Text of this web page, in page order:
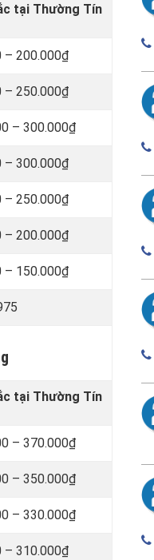
tại Thường Tín
– 200.000₫
– 250.000₫
– 300.000₫
– 300.000₫
– 250.000₫
– 200.000₫
– 150.000₫
tại Thường Tín
– 370.000₫
– 350.000₫
– 330.000₫
– 310.000₫